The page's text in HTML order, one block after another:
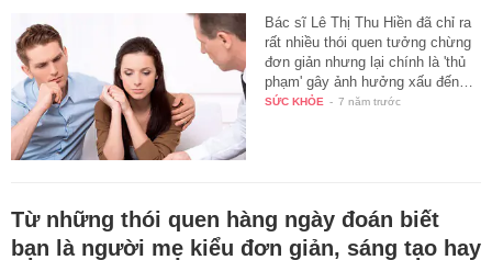
Bác sĩ Lê Thị Thu Hiền đã chỉ ra
rất nhiều thói quen tưởng chừng
đơn giản nhưng lại chính là 'thủ
phạm' gây ảnh hưởng xấu đến…
SỨC KHỎE - 7 năm trước
Từ những thói quen hàng ngày đoán biết
bạn là người mẹ kiểu đơn giản, sáng tạo hay